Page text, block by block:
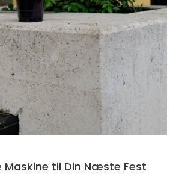
Maskine til Din Næste Fest